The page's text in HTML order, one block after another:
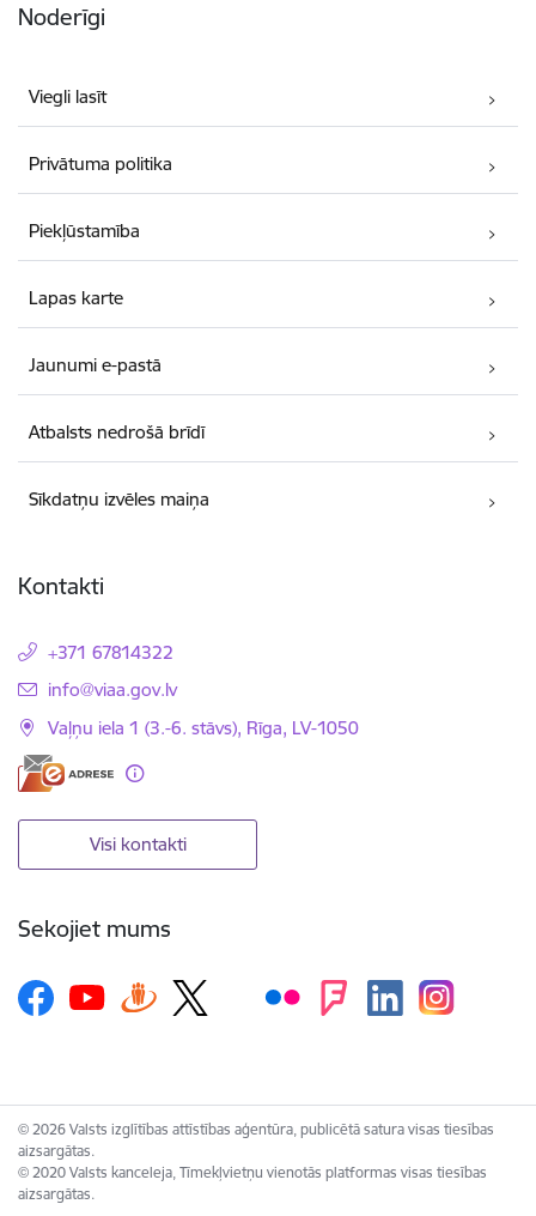
Noderīgi
Viegli lasīt
Privātuma politika
Piekļūstamība
Lapas karte
Jaunumi e-pastā
Atbalsts nedrošā brīdī
Sīkdatņu izvēles maiņa
Kontakti
+371 67814322
E-pasts:
info@viaa.gov.lv
Vaļņu iela 1 (3.-6. stāvs), Rīga, LV-1050
Visi kontakti
Sekojiet mums
© 2026 Valsts izglītības attīstības aģentūra, publicētā satura visas tiesības
aizsargātas.
© 2020 Valsts kanceleja, Tīmekļvietņu vienotās platformas visas tiesības
aizsargātas.